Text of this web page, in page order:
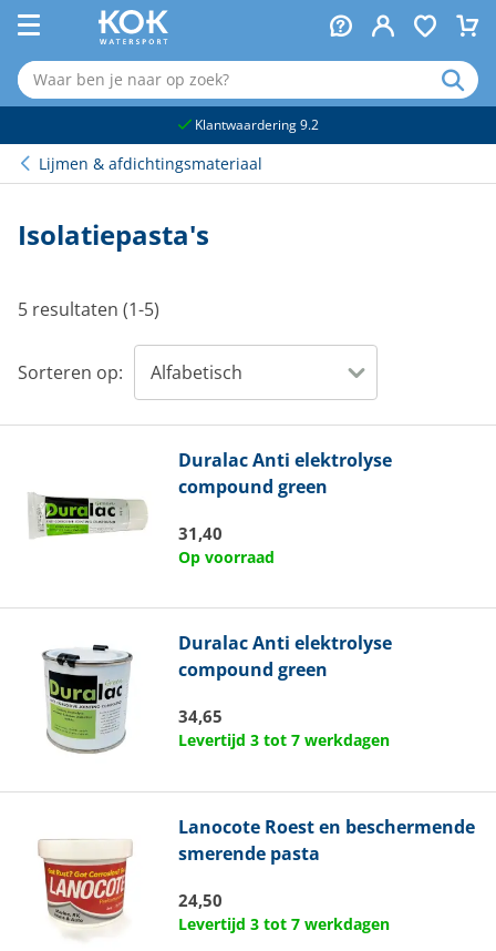
Klantwaardering 9.2
Lijmen & afdichtingsmateriaal
Isolatiepasta's
5 resultaten (1-5)
Sorteren op:
DuralacAnti elektrolyse
compound green
31,40
Op voorraad
DuralacAnti elektrolyse
compound green
34,65
Levertijd 3 tot 7 werkdagen
Lanocote Roest en beschermende
smerende pasta
24,50
Levertijd 3 tot 7 werkdagen